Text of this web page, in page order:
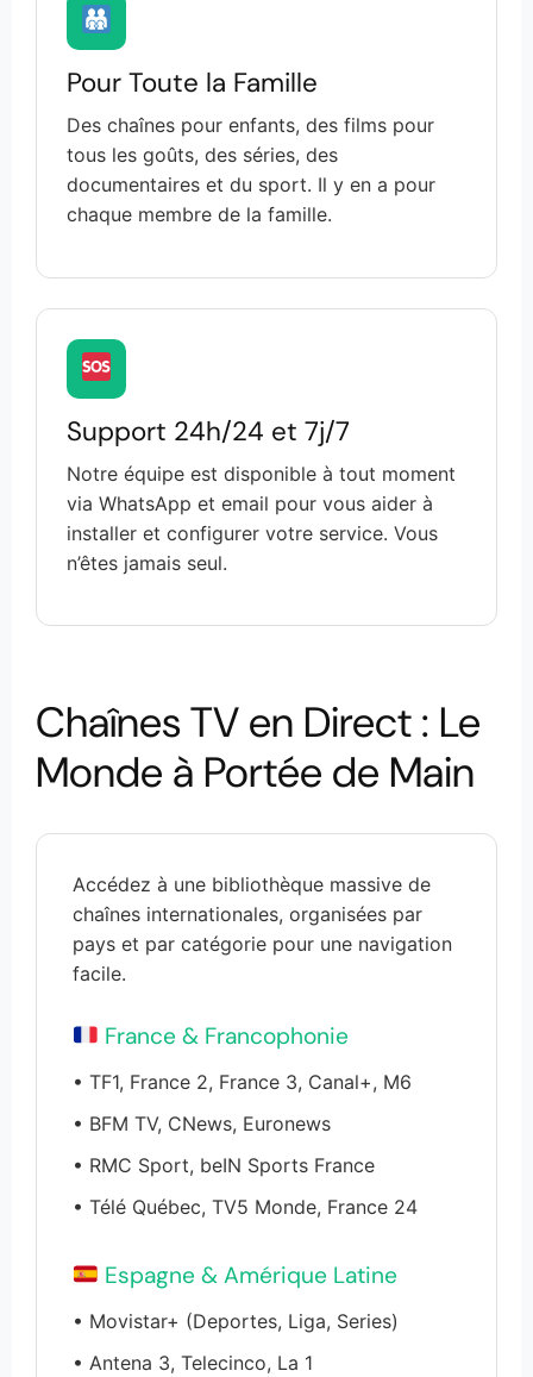
Pour Toute la Famille
Des chaînes pour enfants, des films pour
tous les goûts, des séries, des
documentaires et du sport. Il y en a pour
chaque membre de la famille.
Support 24h/24 et 7j/7
Notre équipe est disponible à tout moment
via WhatsApp et email pour vous aider à
installer et configurer votre service. Vous
n’êtes jamais seul.
Chaînes TV en Direct : Le
Monde à Portée de Main
Accédez à une bibliothèque massive de
chaînes internationales, organisées par
pays et par catégorie pour une navigation
facile.
France & Francophonie
• TF1, France 2, France 3, Canal+, M6
• BFM TV, CNews, Euronews
• RMC Sport, beIN Sports France
• Télé Québec, TV5 Monde, France 24
Espagne & Amérique Latine
• Movistar+ (Deportes, Liga, Series)
• Antena 3, Telecinco, La 1